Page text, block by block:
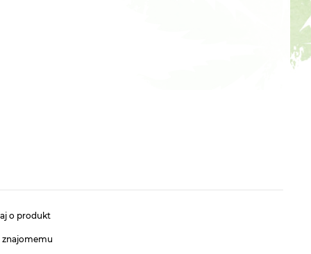
o produkt
znajomemu